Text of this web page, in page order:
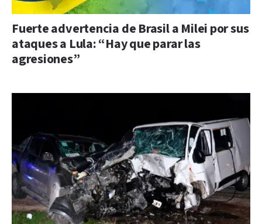
Fuerte advertencia de Brasil a Milei por sus
ataques a Lula: “Hay que parar las
agresiones”